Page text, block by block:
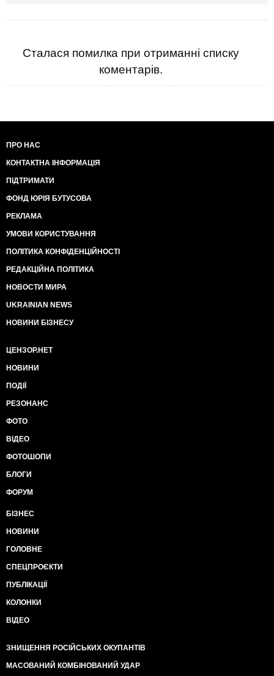
Сталася помилка при отриманні списку
коментарів.
ПРО НАС
КОНТАКТНА ІНФОРМАЦІЯ
ПІДТРИМАТИ
ФОНД ЮРІЯ БУТУСОВА
РЕКЛАМА
УМОВИ КОРИСТУВАННЯ
ПОЛІТИКА КОНФІДЕНЦІЙНОСТІ
РЕДАКЦІЙНА ПОЛІТИКА
НОВОСТИ МИРА
UKRAINIAN NEWS
НОВИНИ БІЗНЕСУ
ЦЕНЗОР.НЕТ
НОВИНИ
ПОДІЇ
РЕЗОНАНС
ФОТО
ВІДЕО
ФОТОШОПИ
БЛОГИ
ФОРУМ
БІЗНЕС
НОВИНИ
ГОЛОВНЕ
СПЕЦПРОЄКТИ
ПУБЛІКАЦІЇ
КОЛОНКИ
ВІДЕО
ЗНИЩЕННЯ РОСІЙСЬКИХ ОКУПАНТІВ
МАСОВАНИЙ КОМБІНОВАНИЙ УДАР